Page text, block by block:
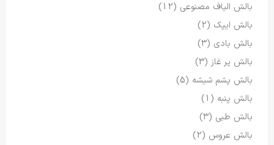
بالش الیاف مصنوعی (12)
بالش ایپک (2)
بالش بادی (3)
بالش پر غاز (3)
بالش پشم شیشه (5)
بالش پنبه (1)
بالش طبی (3)
بالش عروس (2)